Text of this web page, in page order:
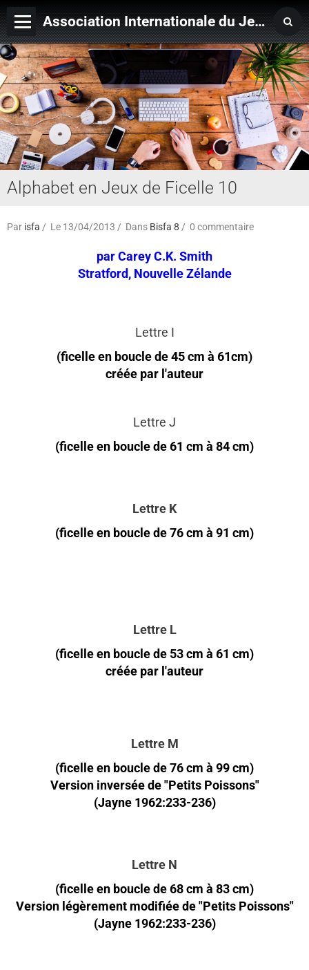
Association Internationale du Jeu de Ficelle
Page d'accueil
Derniers ajouts
Alphabet en Jeux de Ficelle 10
Par isfa Le 13/04/2013 Dans Bisfa 8 0 commentaire
par Carey C.K. Smith
Stratford, Nouvelle Zélande
Lettre I
(ficelle en boucle de 45 cm à 61cm)
créée par l'auteur
Lettre J
(ficelle en boucle de 61 cm à 84 cm)
Lettre K
(ficelle en boucle de 76 cm à 91 cm)
Lettre L
(ficelle en boucle de 53 cm à 61 cm)
créée par l'auteur
Lettre M
(ficelle en boucle de 76 cm à 99 cm)
Version inversée de "Petits Poissons"
(Jayne 1962:233-236)
Lettre N
(ficelle en boucle de 68 cm à 83 cm)
Version légèrement modifiée de "Petits Poissons"
(Jayne 1962:233-236)